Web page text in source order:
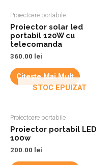
Proiectoare portabile
Proiector solar led
portabil 120W cu
telecomanda
360.00 lei
Citește Mai Mult
STOC EPUIZAT
Proiectoare portabile
Proiector portabil LED
100w
200.00 lei